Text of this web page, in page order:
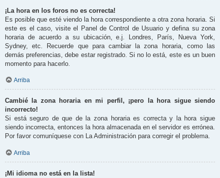
¡La hora en los foros no es correcta!
Es posible que esté viendo la hora correspondiente a otra zona horaria. Si
este es el caso, visite el Panel de Control de Usuario y defina su zona
horaria de acuerdo a su ubicación, e.j. Londres, París, Nueva York,
Sydney, etc. Recuerde que para cambiar la zona horaria, como las
demás preferencias, debe estar registrado. Si no lo está, este es un buen
momento para hacerlo.
Arriba
Cambié la zona horaria en mi perfil, ¡pero la hora sigue siendo
incorrecto!
Si está seguro de que de la zona horaria es correcta y la hora sigue
siendo incorrecta, entonces la hora almacenada en el servidor es errónea.
Por favor comuníquese con La Administración para corregir el problema.
Arriba
¡Mi idioma no está en la lista!